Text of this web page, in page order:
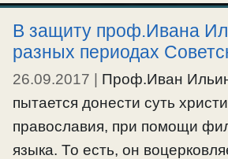
#животные,#индуизм,
#употреблениевпищумяса,
В защиту проф.Ивана
разных периодах
26.09.2017 | Проф.Иван
пытается донести суть
православия, при помощи
языка. То есть, он